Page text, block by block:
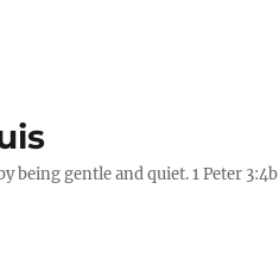
being gentle and quiet. 1 Peter 3:4b